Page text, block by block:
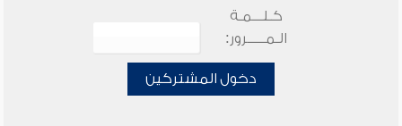
كـلـــمـة
الـمـــــرور:
دخول المشتركين